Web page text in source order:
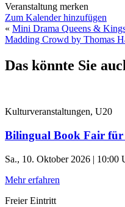
Veranstaltung merken
Zum Kalender hinzufügen
« Mini Drama Queens &
Madding Crowd by Thomas
Das könnte Sie
Kulturveranstaltungen, U20
Bilingual Book Fair
Sa., 10. Oktober 2026 | 10:00
Mehr erfahren
Freier Eintritt